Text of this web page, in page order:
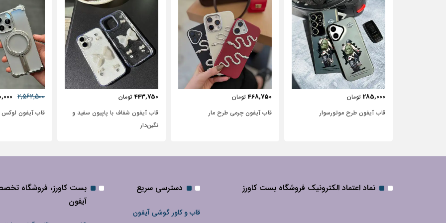
468,750 تومان
قاب آیفون چرمی طرح مار
443,750 تومان
قاب آیفون شفاف با پاپیون سفید و
2,562,500
2,950,000
قاب آیفون لوکس بامپر OATSBASF
631,250
نماد اعتماد الکترونیک فروشگاه بست کاورز دسترسی سریع
قاب و کاور گوشی آیفون
بست کاورز، فروشگاه
آیفون